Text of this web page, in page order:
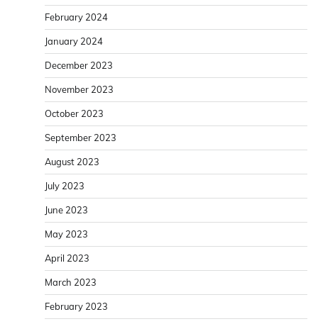
February 2024
January 2024
December 2023
November 2023
October 2023
September 2023
August 2023
July 2023
June 2023
May 2023
April 2023
March 2023
February 2023